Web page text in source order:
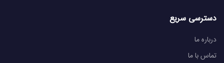
دسترسی سریع
درباره ما
تماس با ما